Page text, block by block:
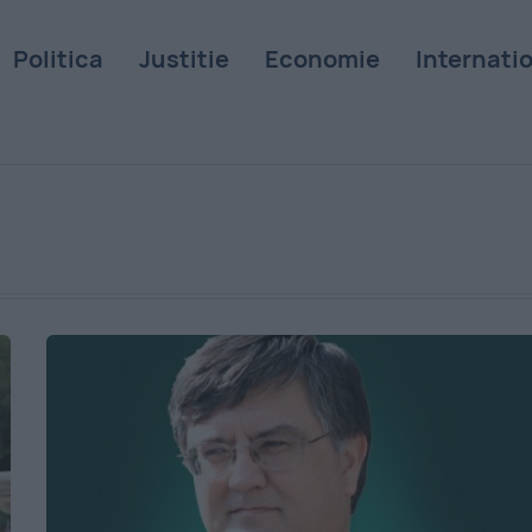
Politica Justitie Economie